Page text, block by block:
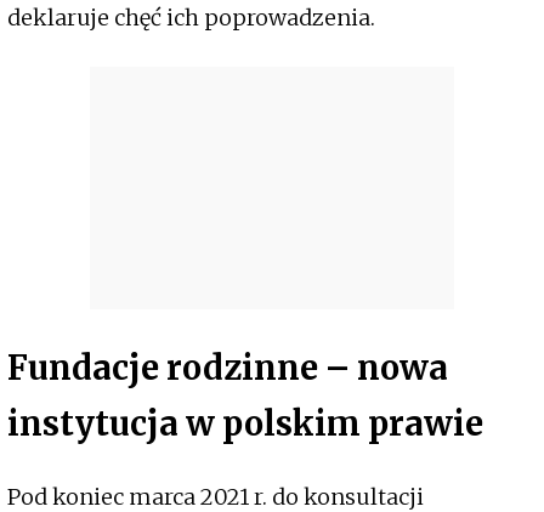
deklaruje chęć ich poprowadzenia.
Fundacje rodzinne – nowa
instytucja w polskim prawie
Pod koniec marca 2021 r. do konsultacji